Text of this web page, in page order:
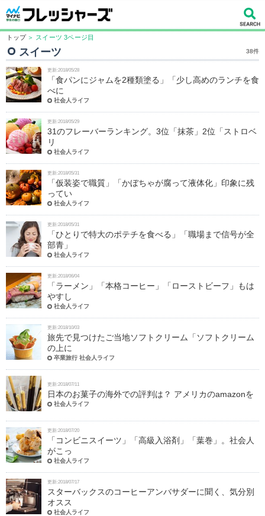
トップ ＞ スイーツ 3ページ目
スイーツ 38件
更新:2018/05/28
「食パンにジャムを2種類塗る」「少し高めのランチを食
べに
社会人ライフ
更新:2018/05/29
31のフレーバーランキング。3位「抹茶」2位「ストロベ
リ
社会人ライフ
更新:2018/05/31
「仮装姿で職質」「かぼちゃが腐って液体化」印象に残
ってい
社会人ライフ
更新:2018/05/31
「ひとりで特大のポテチを食べる」「職場まで信号が全
部青」
社会人ライフ
更新:2018/06/04
「ラーメン」「本格コーヒー」「ローストビーフ」もは
やすし
社会人ライフ
更新:2018/10/03
旅先で見つけたご当地ソフトクリーム「ソフトクリーム
の上に
卒業旅行 社会人ライフ
更新:2018/07/11
日本のお菓子の海外での評判は？ アメリカのamazonを
社会人ライフ
更新:2018/07/20
「コンビニスイーツ」「高級入浴剤」「葉巻」。社会人
がこっ
社会人ライフ
更新:2018/07/17
スターバックスのコーヒーアンバサダーに聞く、気分別
オスス
社会人ライフ